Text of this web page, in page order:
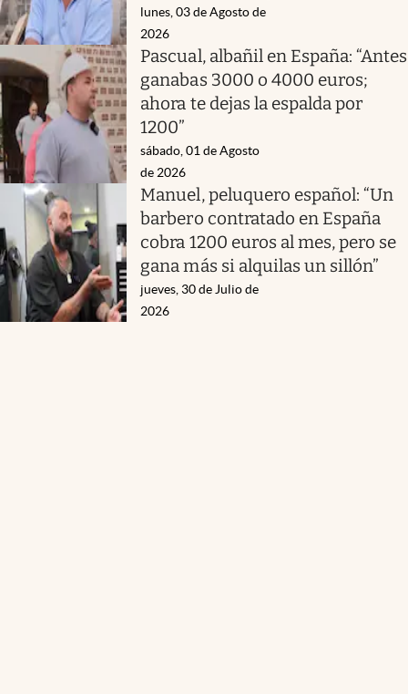
lunes, 03 de Agosto de
2026
Pascual, albañil en España: “Antes
ganabas 3000 o 4000 euros;
ahora te dejas la espalda por
1200”
sábado, 01 de Agosto
de 2026
Manuel, peluquero español: “Un
barbero contratado en España
cobra 1200 euros al mes, pero se
gana más si alquilas un sillón”
jueves, 30 de Julio de
2026